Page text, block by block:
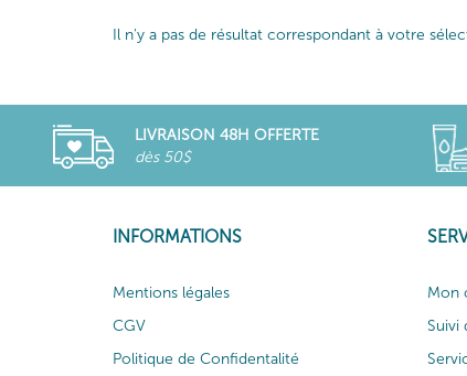
Il n'y a pas de résultat correspondant à votre
LIVRAISON 48H OFFERTE
dès 50$
INFORMATIONS
Mentions légales
CGV
Politique de Confidentalité
Mon
Suivi